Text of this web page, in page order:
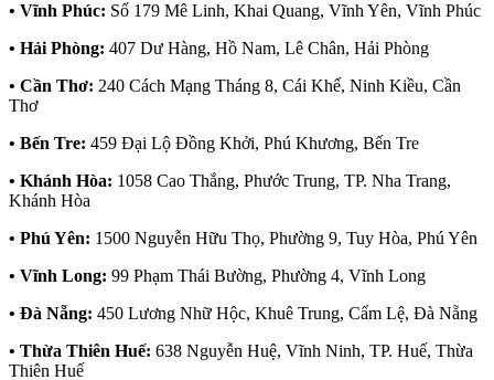
• Vĩnh Phúc: Số 179 Mê Linh, Khai Quang, Vĩnh Yên, Vĩnh Phúc
• Hải Phòng: 407 Dư Hàng, Hồ Nam, Lê Chân, Hải Phòng
• Cần Thơ: 240 Cách Mạng Tháng 8, Cái Khế, Ninh Kiều, Cần
Thơ
• Bến Tre: 459 Đại Lộ Đồng Khởi, Phú Khương, Bến Tre
• Khánh Hòa: 1058 Cao Thắng, Phước Trung, TP. Nha Trang,
Khánh Hòa
• Phú Yên: 1500 Nguyễn Hữu Thọ, Phường 9, Tuy Hòa, Phú Yên
• Vĩnh Long: 99 Phạm Thái Bường, Phường 4, Vĩnh Long
• Đà Nẵng: 450 Lương Nhữ Hộc, Khuê Trung, Cẩm Lệ, Đà Nẵng
• Thừa Thiên Huế: 638 Nguyễn Huệ, Vĩnh Ninh, TP. Huế, Thừa
Thiên Huế